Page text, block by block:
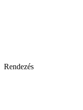
Rendezés